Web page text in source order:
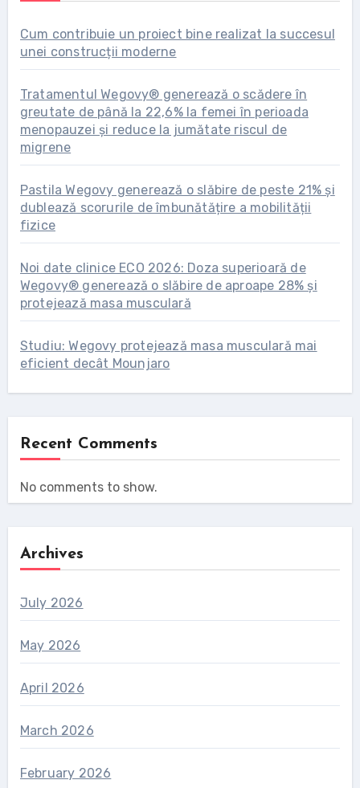
Cum contribuie un proiect bine realizat la succesul
unei construcții moderne
Tratamentul Wegovy® generează o scădere în
greutate de până la 22,6% la femei în perioada
menopauzei și reduce la jumătate riscul de
migrene
Pastila Wegovy generează o slăbire de peste 21% și
dublează scorurile de îmbunătățire a mobilității
fizice
Noi date clinice ECO 2026: Doza superioară de
Wegovy® generează o slăbire de aproape 28% și
protejează masa musculară
Studiu: Wegovy protejează masa musculară mai
eficient decât Mounjaro
Recent Comments
No comments to show.
Archives
July 2026
May 2026
April 2026
March 2026
February 2026